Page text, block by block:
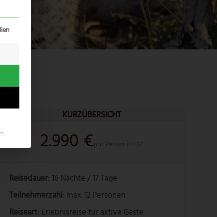
KURZÜBERSICHT
2.990 €pro Person im DZ
Reisedauer: 16 Nächte / 17 Tage
Teilnehmerzahl: max. 12 Personen
Reiseart: Erlebnisreise für aktive Gäste
werden kann. Die erste Service-Gruppe ist essenziell